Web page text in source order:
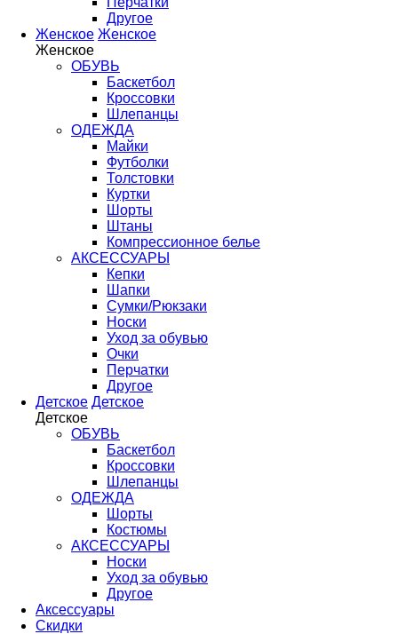
Другое
Женское Женское
Женское
ОБУВЬ
Баскетбол
Кроссовки
Шлепанцы
ОДЕЖДА
Майки
Футболки
Толстовки
Куртки
Шорты
Штаны
Компрессионное белье
АКСЕССУАРЫ
Кепки
Шапки
Сумки/Рюкзаки
Носки
Уход за обувью
Очки
Перчатки
Другое
Детское Детское
Детское
ОБУВЬ
Баскетбол
Кроссовки
Шлепанцы
ОДЕЖДА
Шорты
Костюмы
АКСЕССУАРЫ
Носки
Уход за обувью
Другое
Аксессуары
Скидки